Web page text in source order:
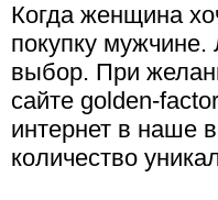
Когда женщина
покупку мужчине.
выбор. При
сайте golden-
интернет в наше
количество